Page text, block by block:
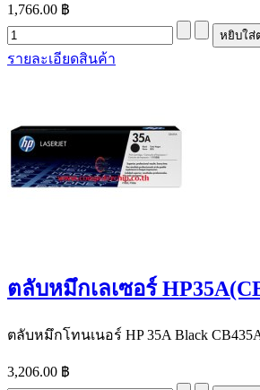
1,766.00 ฿
รายละเอียดสินค้า
ตลับหมึกเลเซอร์
ตลับหมึกโทนเนอร์ HP 35A Black
3,206.00 ฿